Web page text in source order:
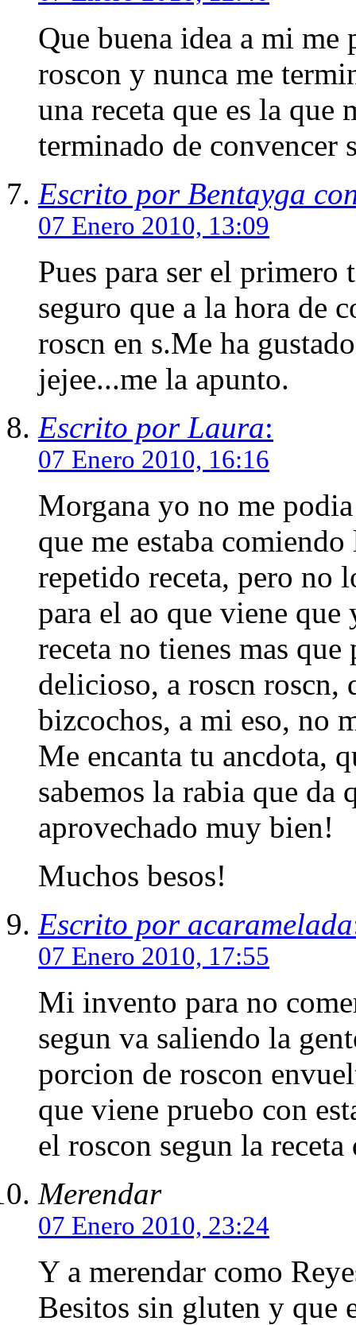
Que buena idea a mi me
roscon y nunca me
una receta que es la que
terminado de
Escrito por Bentayga
07 Enero 2010, 13:09
Pues para ser el primero
seguro que a la hora de
roscn en s.Me ha
jejee...me la apunto.
Escrito por Laura:
07 Enero 2010, 16:16
Morgana yo no me
que me estaba
repetido receta, pero no
para el ao que viene
receta no tienes mas
delicioso, a roscn roscn,
bizcochos, a mi eso, no
Me encanta tu ancdota,
sabemos la rabia que da
aprovechado muy bien!
Muchos besos!
Escrito por acaramelada
07 Enero 2010, 17:55
Mi invento para no
segun va saliendo la
porcion de roscon
que viene pruebo con
el roscon segun la
Merendar
07 Enero 2010, 23:24
Y a merendar como
Besitos sin gluten y que